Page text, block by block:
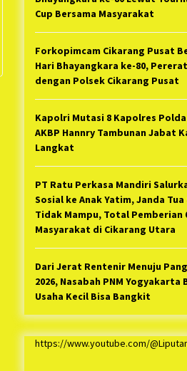
Cup Bersama Masyarakat
Forkopimcam Cikarang Pusat
Hari Bhayangkara ke-80,
dengan Polsek Cikarang Pusat
Kapolri Mutasi 8 Kapolres
AKBP Hannry Tambunan Jabat
Langkat
PT Ratu Perkasa Mandiri
Sosial ke Anak Yatim, Janda Tua
Tidak Mampu, Total Pemberian
Masyarakat di Cikarang Utara
Dari Jerat Rentenir Menuju
2026, Nasabah PNM Yogyakarta
Usaha Kecil Bisa Bangkit
https://www.youtube.com/